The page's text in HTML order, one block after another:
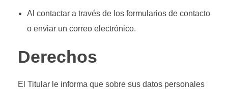
Al contactar a través de los formularios de contacto
o enviar un correo electrónico.
Derechos
El Titular le informa que sobre sus datos personales